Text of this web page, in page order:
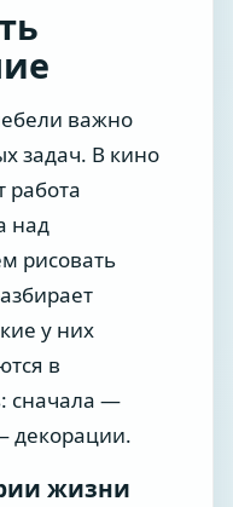
важно
задач. В кино
работа
над
рисовать
у них
в
сначала —
декорации.
жизни